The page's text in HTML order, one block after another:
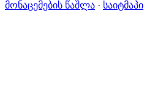
მონაცემების წაშლა · საიტმაპი